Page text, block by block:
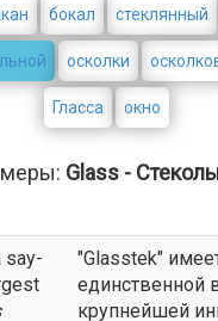
бокал стеклянный
осколки
Гласса окно
Glass -
say-
"Glasstek"
единственной
крупнейшей